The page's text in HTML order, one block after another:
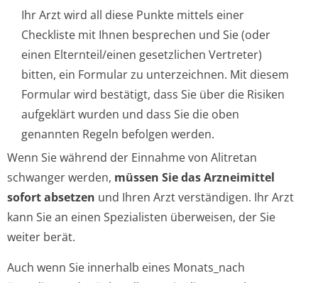
Ihr Arzt wird all diese Punkte mittels einer
Checkliste mit Ihnen besprechen und Sie (oder
einen Elternteil/einen gesetzlichen Vertreter)
bitten, ein Formular zu unterzeichnen. Mit diesem
Formular wird bestätigt, dass Sie über die Risiken
aufgeklärt wurden und dass Sie die oben
genannten Regeln befolgen werden.
Wenn Sie während der Einnahme von Alitretan
schwanger werden, müssen Sie das Arzneimittel
sofort absetzen und Ihren Arzt verständigen. Ihr Arzt
kann Sie an einen Spezialisten überweisen, der Sie
weiter berät.
Auch wenn Sie innerhalb eines Monats_nach